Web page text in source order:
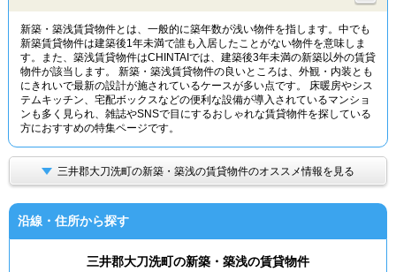
TOP
新築・築浅賃貸物件とは、一般的に築年数が浅い物件を指します。中でも
新築賃貸物件は建築後1年未満で誰も入居したことがない物件を意味しま
す。また、築浅賃貸物件はCHINTAIでは、建築後3年未満の新築以外の賃貸
物件が該当します。 新築・築浅賃貸物件の良いところは、外観・内装とも
にきれいで最新の設計が施されているケースが多い点です。 床暖房やシス
テムキッチン、宅配ボックスなどの便利な設備が導入されているマンショ
ンも多く見られ、雑誌やSNSで目にするおしゃれな賃貸物件を探している
方におすすめの特集ページです。
三井郡大刀洗町の新築・築浅の賃貸物件のオススメ情報を見る
沿線・住所から探す
三井郡大刀洗町の新築・築浅の賃貸物件